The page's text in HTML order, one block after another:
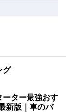
グ
ーター最強おす
新版｜車のバ